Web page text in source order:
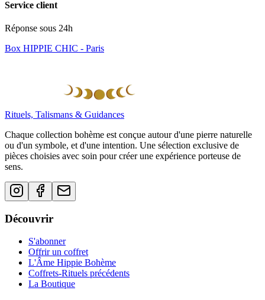
Service client
Réponse sous 24h
Box HIPPIE CHIC - Paris
Rituels, Talismans & Guidances
Chaque collection bohème est conçue autour d'une pierre naturelle
ou d'un symbole, et d'une intention. Une sélection exclusive de
pièces choisies avec soin pour créer une expérience porteuse de
sens.
Découvrir
S'abonner
Offrir un coffret
L'Âme Hippie Bohème
Coffrets-Rituels précédents
La Boutique